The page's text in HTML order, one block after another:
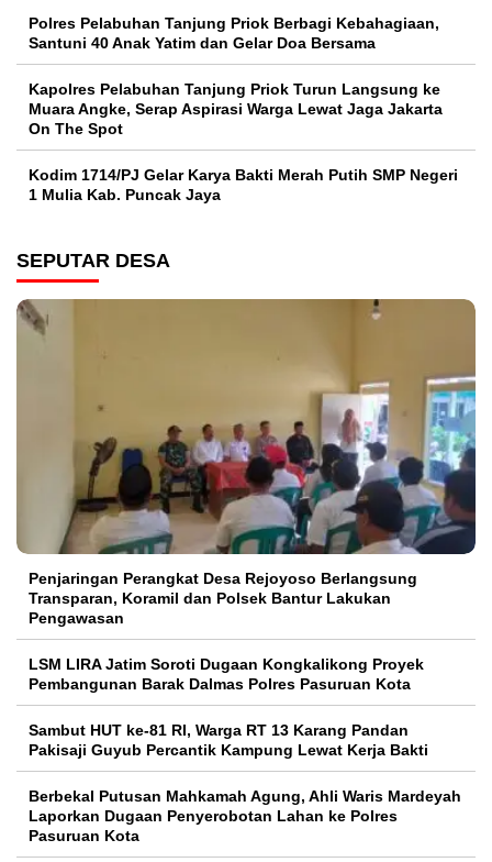
Polres Pelabuhan Tanjung Priok Berbagi Kebahagiaan,
Santuni 40 Anak Yatim dan Gelar Doa Bersama
Kapolres Pelabuhan Tanjung Priok Turun Langsung ke
Muara Angke, Serap Aspirasi Warga Lewat Jaga Jakarta
On The Spot
Kodim 1714/PJ Gelar Karya Bakti Merah Putih SMP Negeri
1 Mulia Kab. Puncak Jaya
SEPUTAR DESA
Penjaringan Perangkat Desa Rejoyoso Berlangsung
Transparan, Koramil dan Polsek Bantur Lakukan
Pengawasan
LSM LIRA Jatim Soroti Dugaan Kongkalikong Proyek
Pembangunan Barak Dalmas Polres Pasuruan Kota
Sambut HUT ke-81 RI, Warga RT 13 Karang Pandan
Pakisaji Guyub Percantik Kampung Lewat Kerja Bakti
Berbekal Putusan Mahkamah Agung, Ahli Waris Mardeyah
Laporkan Dugaan Penyerobotan Lahan ke Polres
Pasuruan Kota